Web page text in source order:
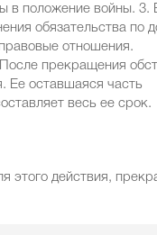
в положение войны. 3.
обязательства по
отношения.
прекращения
Ее оставшаяся часть
весь ее срок.
этого действия,